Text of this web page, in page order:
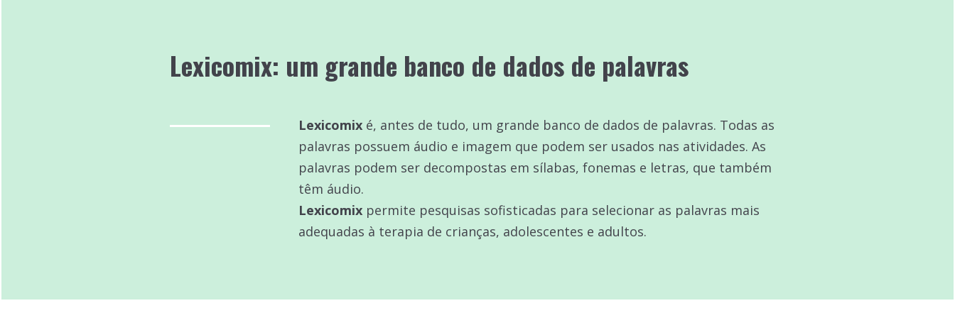
Lexicomix: um grande banco de dados de palavras
Lexicomix é, antes de tudo, um grande banco de dados de palavras. Todas as
palavras possuem áudio e imagem que podem ser usados nas atividades. As
palavras podem ser decompostas em sílabas, fonemas e letras, que também
têm áudio.
Lexicomix permite pesquisas sofisticadas para selecionar as palavras mais
adequadas à terapia de crianças, adolescentes e adultos.